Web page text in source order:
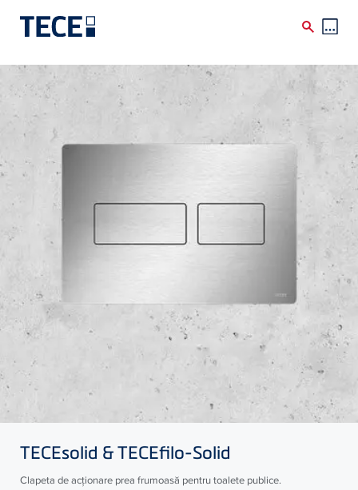
Skip to main content
TECEsolid &TECEfilo-Solid
Clapeta de acționare prea frumoasă pentru toalete publice.